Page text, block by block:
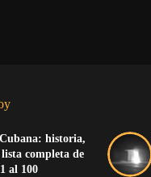
historia,
completa de
al 100